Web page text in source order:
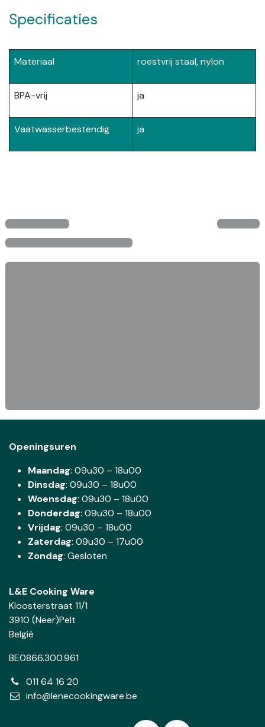
Specificaties
Materiaal roestvrij staal, nylon
BPA-vrij ja
Vaatwasserbestendig ja
Openingsuren
Maandag: 09u30 – 18u00
Dinsdag: 09u30 – 18u00
Woensdag: 09u30 – 18u00
Donderdag: 09u30 – 18u00
Vrijdag: 09u30 – 18u00
Zaterdag: 09u30 – 17u00
Zondag: Gesloten
L&E Cooking Ware
Kloosterstraat 11/1
3910 (Neer)Pelt
België
BE0866.300.961
011 64 16 20
info@lenecookingware.be